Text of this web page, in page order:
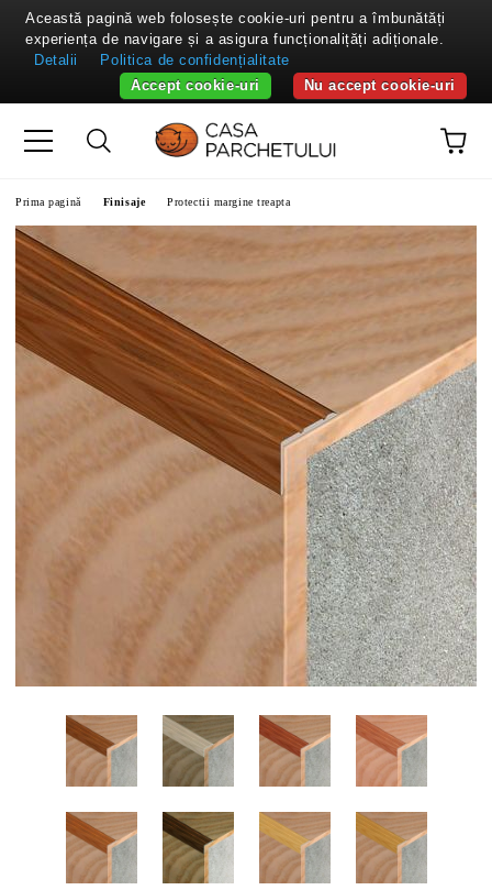
Prima pagină Finisaje Protectii margine treapta
Această pagină web folosește cookie-uri pentru a îmbunătăți
experiența de navigare și a asigura funcționalițăți adiționale.
Detalii
Politica de confidențialitate
Nu accept cookie-uri
Accept cookie-uri